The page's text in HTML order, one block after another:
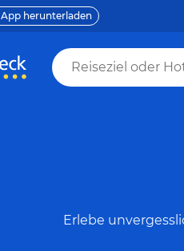
App herunterladen
Erlebe